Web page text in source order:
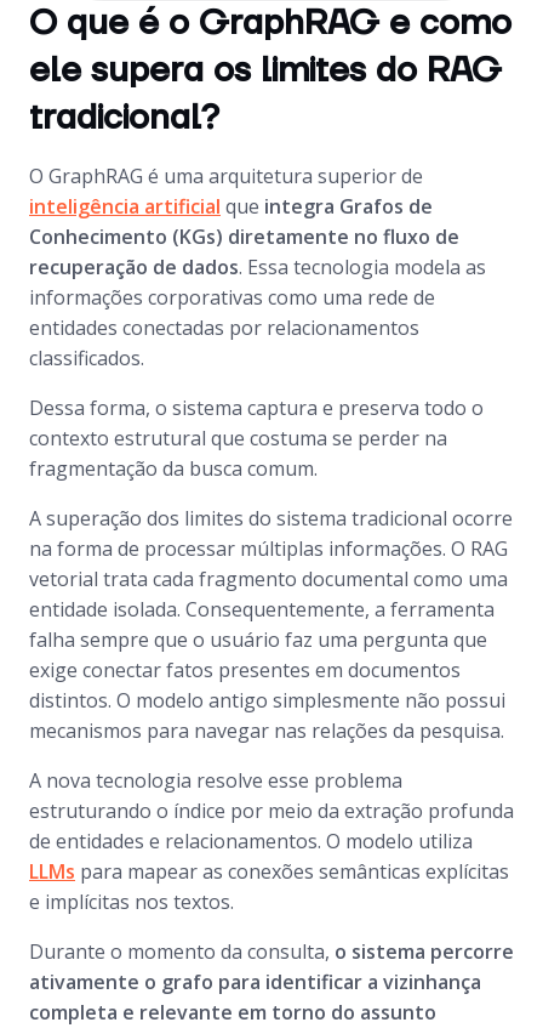
O que é o GraphRAG e como
ele supera os limites do RAG
tradicional?
O GraphRAG é uma arquitetura superior de
inteligência artificial que integra Grafos de
Conhecimento (KGs) diretamente no fluxo de
recuperação de dados. Essa tecnologia modela as
informações corporativas como uma rede de
entidades conectadas por relacionamentos
classificados.
Dessa forma, o sistema captura e preserva todo o
contexto estrutural que costuma se perder na
fragmentação da busca comum.
A superação dos limites do sistema tradicional ocorre
na forma de processar múltiplas informações. O RAG
vetorial trata cada fragmento documental como uma
entidade isolada. Consequentemente, a ferramenta
falha sempre que o usuário faz uma pergunta que
exige conectar fatos presentes em documentos
distintos. O modelo antigo simplesmente não possui
mecanismos para navegar nas relações da pesquisa.
A nova tecnologia resolve esse problema
estruturando o índice por meio da extração profunda
de entidades e relacionamentos. O modelo utiliza
LLMs para mapear as conexões semânticas explícitas
e implícitas nos textos.
Durante o momento da consulta, o sistema percorre
ativamente o grafo para identificar a vizinhança
completa e relevante em torno do assunto